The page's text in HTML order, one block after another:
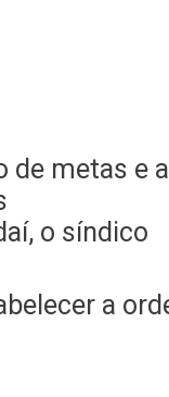
de metas e
o síndico
a